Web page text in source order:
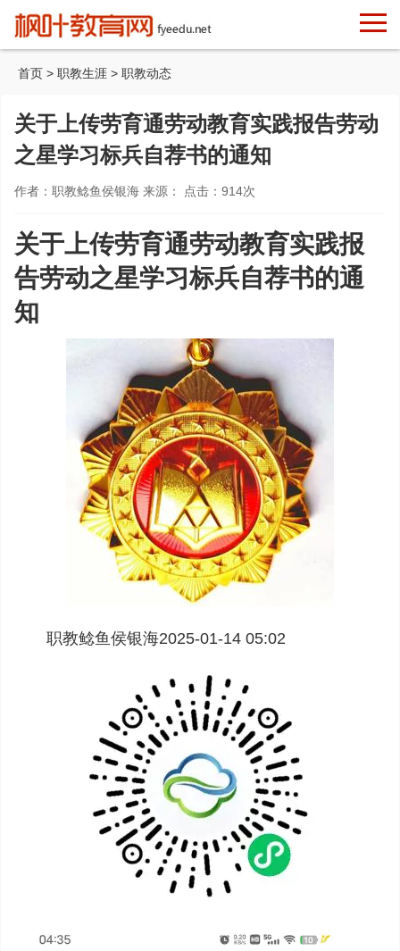
首页 > 职教生涯 > 职教动态
关于上传劳育通劳动教育实践报告劳动
之星学习标兵自荐书的通知
作者：职教鲶鱼侯银海 来源： 点击： 914次
关于上传劳育通劳动教育实践报
告劳动之星学习标兵自荐书的通
知
职教鲶鱼侯银海2025-01-14 05:02